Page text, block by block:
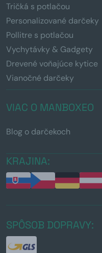
Tričká s potlačou
Personalizované darčeky
Pollitre s potlačou
Vychytávky & Gadgety
Drevené voňajúce kytice
Vianočné darčeky
VIAC O MANBOXEO
Blog o darčekoch
KRAJINA:
SPÔSOB DOPRAVY: